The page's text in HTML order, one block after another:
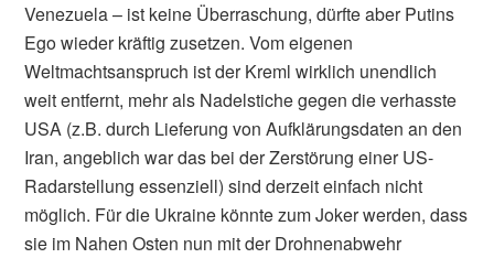
Venezuela – ist keine Überraschung, dürfte aber Putins
Ego wieder kräftig zusetzen. Vom eigenen
Weltmachtsanspruch ist der Kreml wirklich unendlich
weit entfernt, mehr als Nadelstiche gegen die verhasste
USA (z.B. durch Lieferung von Aufklärungsdaten an den
Iran, angeblich war das bei der Zerstörung einer US-
Radarstellung essenziell) sind derzeit einfach nicht
möglich. Für die Ukraine könnte zum Joker werden, dass
sie im Nahen Osten nun mit der Drohnenabwehr